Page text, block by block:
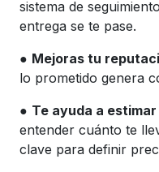
sistema de
entrega se te pase.
● Mejoras tu
lo prometido genera
● Te ayuda a
entender cuánto te
clave para definir